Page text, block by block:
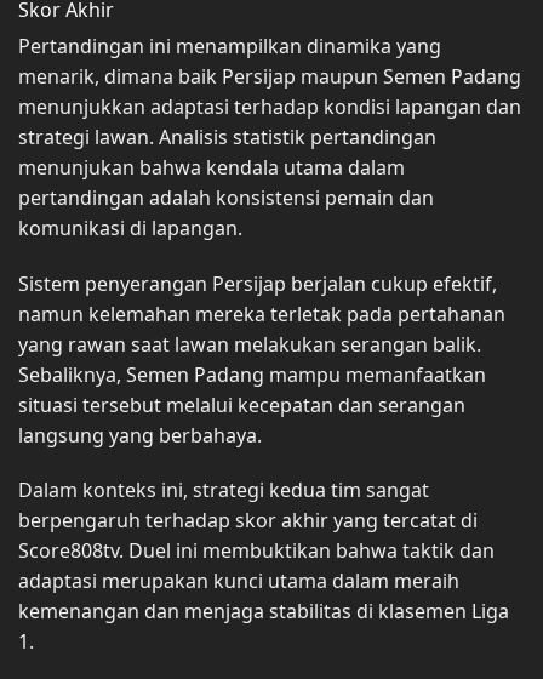
Skor Akhir
Pertandingan ini menampilkan dinamika yang
menarik, dimana baik Persijap maupun Semen Padang
menunjukkan adaptasi terhadap kondisi lapangan dan
strategi lawan. Analisis statistik pertandingan
menunjukan bahwa kendala utama dalam
pertandingan adalah konsistensi pemain dan
komunikasi di lapangan.
Sistem penyerangan Persijap berjalan cukup efektif,
namun kelemahan mereka terletak pada pertahanan
yang rawan saat lawan melakukan serangan balik.
Sebaliknya, Semen Padang mampu memanfaatkan
situasi tersebut melalui kecepatan dan serangan
langsung yang berbahaya.
Dalam konteks ini, strategi kedua tim sangat
berpengaruh terhadap skor akhir yang tercatat di
Score808tv. Duel ini membuktikan bahwa taktik dan
adaptasi merupakan kunci utama dalam meraih
kemenangan dan menjaga stabilitas di klasemen Liga
1.